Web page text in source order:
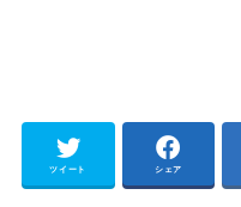
ツイート シェア